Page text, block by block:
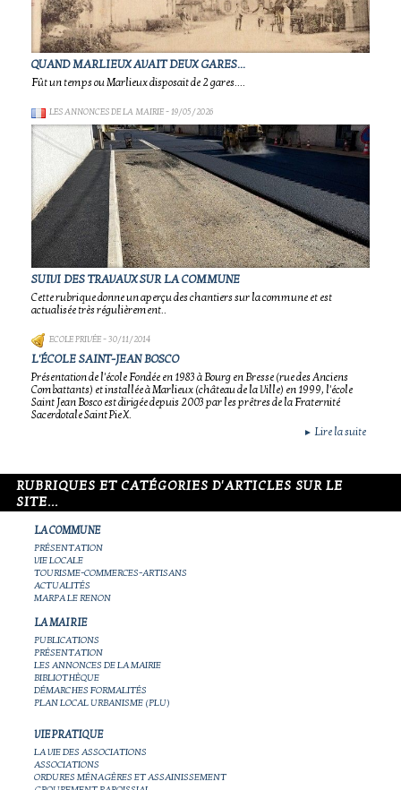
QUAND MARLIEUX AVAIT DEUX GARES...
Fût un temps ou Marlieux disposait de 2 gares....
LES ANNONCES DE LA MAIRIE- 19/05/2026
SUIVI DES TRAVAUX SUR LA COMMUNE
Cette rubrique donne un aperçu des chantiers sur la commune et est
actualisée très régulièrement..
ECOLE PRIVÉE- 30/11/2014
L'ÉCOLE SAINT-JEAN BOSCO
Présentation de l'école Fondée en 1983 à Bourg en Bresse (rue des Anciens
Combattants) et installée à Marlieux (château de la Ville) en 1999, l'école
Saint Jean Bosco est dirigée depuis 2003 par les prêtres de la Fraternité
Sacerdotale Saint Pie X.
► Lire la suite
RUBRIQUES ET CATÉGORIES D'ARTICLES SUR LE
SITE...
LA COMMUNE
PRÉSENTATION
VIE LOCALE
TOURISME-COMMERCES-ARTISANS
ACTUALITÉS
MARPA LE RENON
LA MAIRIE
PUBLICATIONS
PRÉSENTATION
LES ANNONCES DE LA MAIRIE
BIBLIOTHÈQUE
DÉMARCHES FORMALITÉS
PLAN LOCAL URBANISME (PLU)
VIE PRATIQUE
LA VIE DES ASSOCIATIONS
ASSOCIATIONS
ORDURES MÉNAGÈRES ET ASSAINISSEMENT